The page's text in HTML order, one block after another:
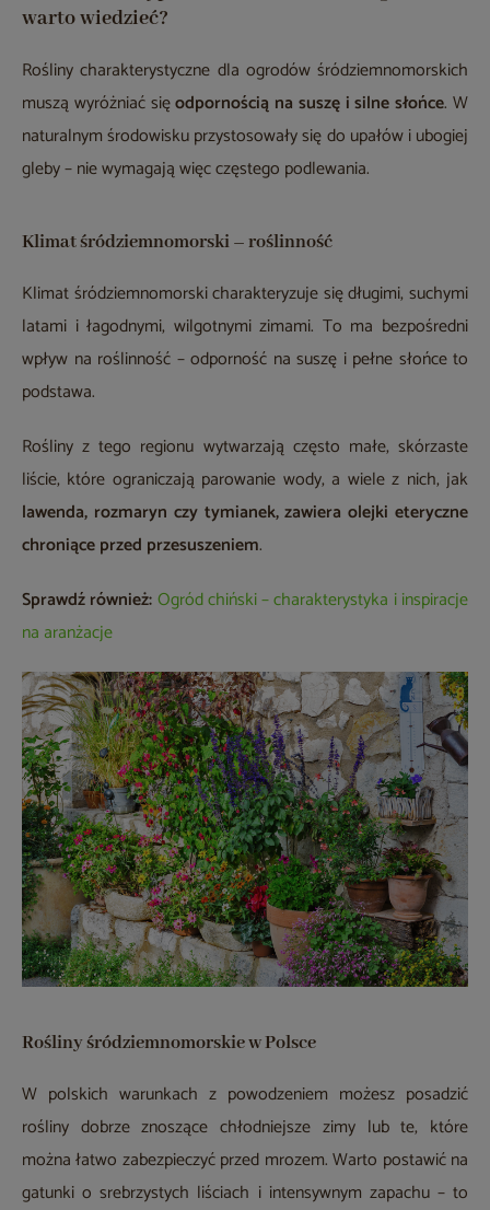
warto wiedzieć?
Rośliny charakterystyczne dla ogrodów śródziemnomorskich
muszą wyróżniać sięodpornością na suszę i silne słońce. W
naturalnym środowisku przystosowały się do upałów i ubogiej
gleby – nie wymagają więc częstego podlewania.
Klimat śródziemnomorski – roślinność
Klimat śródziemnomorski charakteryzuje się długimi, suchymi
latami i łagodnymi, wilgotnymi zimami. To ma bezpośredni
wpływ na roślinność – odporność na suszę i pełne słońce to
podstawa.
Rośliny z tego regionu wytwarzają często małe, skórzaste
liście, które ograniczają parowanie wody, a wiele z nich, jak
lawenda, rozmaryn czy tymianek, zawiera olejki eteryczne
chroniące przed przesuszeniem.
Sprawdź również:Ogród chiński – charakterystyka i inspiracje
na aranżacje
Rośliny śródziemnomorskie w Polsce
W polskich warunkach z powodzeniem możesz posadzić
rośliny dobrze znoszące chłodniejsze zimy lub te, które
można łatwo zabezpieczyć przed mrozem. Warto postawić na
gatunki o srebrzystych liściach i intensywnym zapachu – to